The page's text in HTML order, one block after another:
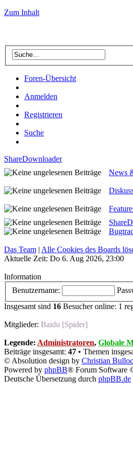
Zum Inhalt
Foren-Übersicht
Anmelden
Registrieren
Suche
ShareDownloader
News
Das Team | Alle Cookies des Boards
Aktuelle Zeit: Do 6. Aug 2026, 23:00
Information
Benutzername:
Insgesamt sind 16 Besucher online: 1
Mitglieder: Baidu [Spider]
Legende: Administratoren, Globale
Beiträge insgesamt: 47 • Themen
© Absolution design by Christian
Powered by phpBB® Forum Software
Deutsche Übersetzung durch phpBB.de